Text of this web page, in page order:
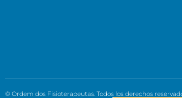
© Ordem dos Fisioterapeutas. Todos los derechos